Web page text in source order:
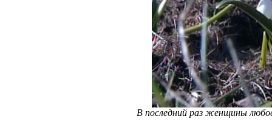
В последний раз женщины